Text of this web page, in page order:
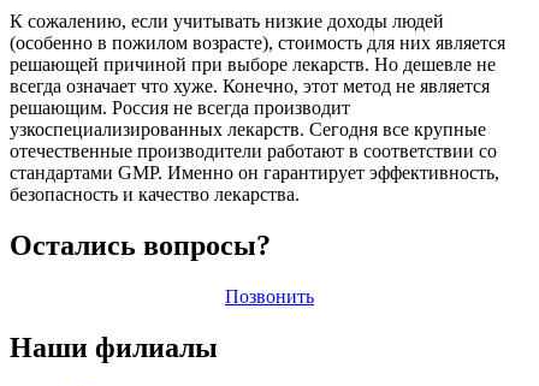
К сожалению, если учитывать низкие доходы людей
(особенно в пожилом возрасте), стоимость для них является
решающей причиной при выборе лекарств. Но дешевле не
всегда означает что хуже. Конечно, этот метод не является
решающим. Россия не всегда производит
узкоспециализированных лекарств. Сегодня все крупные
отечественные производители работают в соответствии со
стандартами GMP. Именно он гарантирует эффективность,
безопасность и качество лекарства.
Остались вопросы?
Позвонить
Наши филиалы